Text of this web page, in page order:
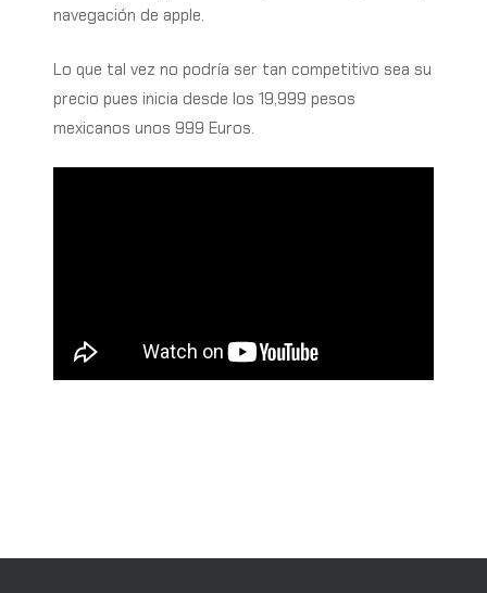
navegación de apple.
Lo que tal vez no podría ser tan competitivo sea su
precio pues inicia desde los 19,999 pesos
mexicanos unos 999 Euros.